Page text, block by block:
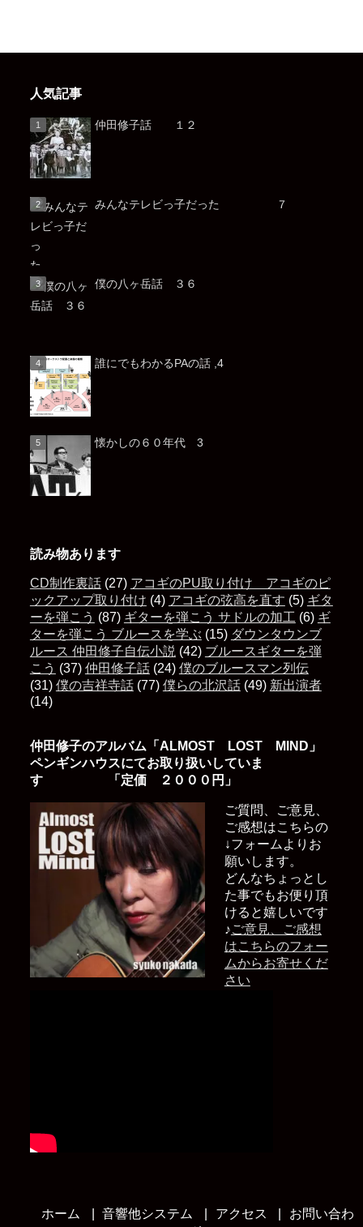
人気記事
仲田修子話 １２
みんなテレビっ子だった ７
僕の八ヶ岳話 ３６
誰にでもわかるPAの話 ,4
懐かしの６０年代 3
読み物あります
CD制作裏話(27) アコギのPU取り付け アコギのピ
ックアップ取り付け (4) アコギの弦高を直す (5) ギタ
ーを弾こう (87) ギターを弾こう サドルの加工 (6) ギ
ターを弾こう ブルースを学ぶ (15) ダウンタウンブ
ルース 仲田修子自伝小説 (42) ブルースギターを弾
こう (37) 仲田修子話(24) 僕のブルースマン列伝
(31) 僕の吉祥寺話(77) 僕らの北沢話(49) 新出演者
(14)
仲田修子のアルバム「ALMOST LOST MIND」
ペンギンハウスにてお取り扱いしていま
す 「定価 ２０００円」
ご質問、ご意見、
ご感想はこちらの
↓フォームよりお
願いします。
どんなちょっとし
た事でもお便り頂
けると嬉しいです
♪ご意見、ご感想
はこちらのフォー
ムからお寄せくだ
さい
ホーム 音響他システム アクセス
お問い合わ